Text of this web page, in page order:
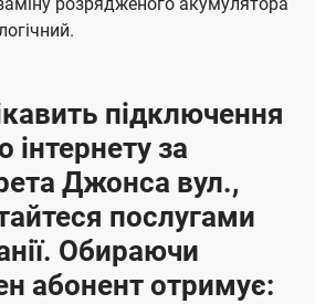
підключення
інтернету за
Джонса вул.,
послугами
Обираючи
абонент отримує: